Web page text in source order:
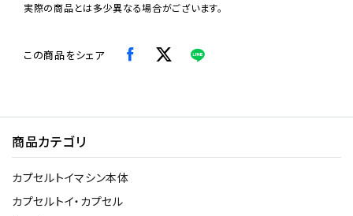
実際の商品とは多少異なる場合がございます。
この商品をシェア
商品カテゴリ
カプセルトイマシン本体
カプセルトイ・カプセル